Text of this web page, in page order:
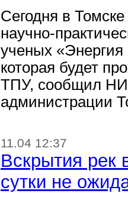
Сегодня в
научно-
ученых
которая будет
ТПУ, сообщил
администрации
11.04 12:37
Вскрытия рек
сутки не